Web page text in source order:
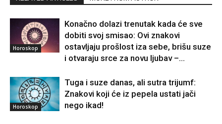
Horoskop
Konačno dolazi trenutak kada će sve
dobiti svoj smisao: Ovi znakovi
ostavljaju prošlost iza sebe, brišu suze
i otvaraju srce za novu ljubav –...
Horoskop
Tuga i suze danas, ali sutra trijumf:
Znakovi koji će iz pepela ustati jači
nego ikad!